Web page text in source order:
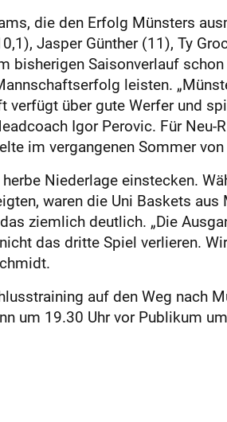
die den Erfolg Münsters
Jasper Günther (11), Ty
Saisonverlauf
leisten.
über gute Werfer und
Igor Perovic. Für
im vergangenen Sommer
Niederlage einstecken.
waren die Uni Baskets
ziemlich deutlich. „Die
das dritte Spiel verlieren.
auf den Weg nach
um 19.30 Uhr vor Publikum